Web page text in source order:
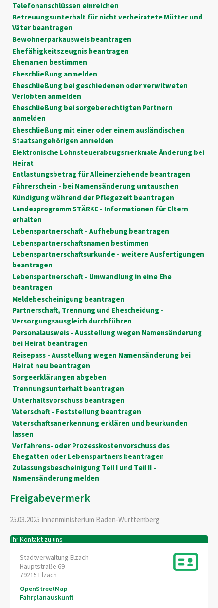
Telefonanschlüssen einreichen
Betreuungsunterhalt für nicht verheiratete Mütter und
Väter beantragen
Bewohnerparkausweis beantragen
Ehefähigkeitszeugnis beantragen
Ehenamen bestimmen
Eheschließung anmelden
Eheschließung bei geschiedenen oder verwitweten
Verlobten anmelden
Eheschließung bei sorgeberechtigten Partnern
anmelden
Eheschließung mit einer oder einem ausländischen
Staatsangehörigen anmelden
Elektronische Lohnsteuerabzugsmerkmale Änderung bei
Heirat
Entlastungsbetrag für Alleinerziehende beantragen
Führerschein - bei Namensänderung umtauschen
Kündigung während der Pflegezeit beantragen
Landesprogramm STÄRKE - Informationen für Eltern
erhalten
Lebenspartnerschaft - Aufhebung beantragen
Lebenspartnerschaftsnamen bestimmen
Lebenspartnerschaftsurkunde - weitere Ausfertigungen
beantragen
Lebenspartnerschaft - Umwandlung in eine Ehe
beantragen
Meldebescheinigung beantragen
Partnerschaft, Trennung und Ehescheidung -
Versorgungsausgleich durchführen
Personalausweis - Ausstellung wegen Namensänderung
bei Heirat beantragen
Reisepass - Ausstellung wegen Namensänderung bei
Heirat neu beantragen
Sorgeerklärungen abgeben
Trennungsunterhalt beantragen
Unterhaltsvorschuss beantragen
Vaterschaft - Feststellung beantragen
Vaterschaftsanerkennung erklären und beurkunden
lassen
Verfahrens- oder Prozesskostenvorschuss des
Ehegatten oder Lebenspartners beantragen
Zulassungsbescheinigung Teil I und Teil II -
Namensänderung melden
Freigabevermerk
25.03.2025 Innenministerium Baden-Württemberg
Ihr Kontakt zu uns
Stadtverwaltung Elzach
Hauptstraße 69
79215 Elzach
OpenStreetMap
Fahrplanauskunft